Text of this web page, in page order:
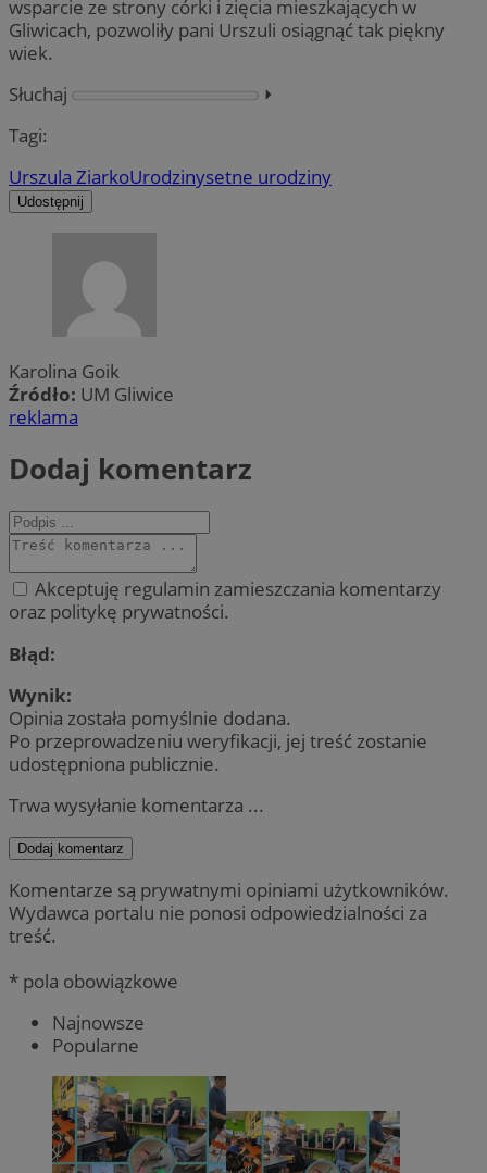
wsparcie ze strony córki i zięcia mieszkających w
Gliwicach, pozwoliły pani Urszuli osiągnąć tak piękny
wiek.
Słuchaj
⏵︎
Tagi:
Urszula ZiarkoUrodzinysetne urodziny
Udostępnij
Karolina Goik
Źródło: UM Gliwice
reklama
Dodaj komentarz
Akceptuję regulamin zamieszczania komentarzy
oraz politykę prywatności.
Błąd:
Wynik:
Opinia została pomyślnie dodana.
Po przeprowadzeniu weryfikacji, jej treść zostanie
udostępniona publicznie.
Trwa wysyłanie komentarza ...
Dodaj komentarz
Komentarze są prywatnymi opiniami użytkowników.
Wydawca portalu nie ponosi odpowiedzialności za
treść.
* pola obowiązkowe
Najnowsze
Popularne